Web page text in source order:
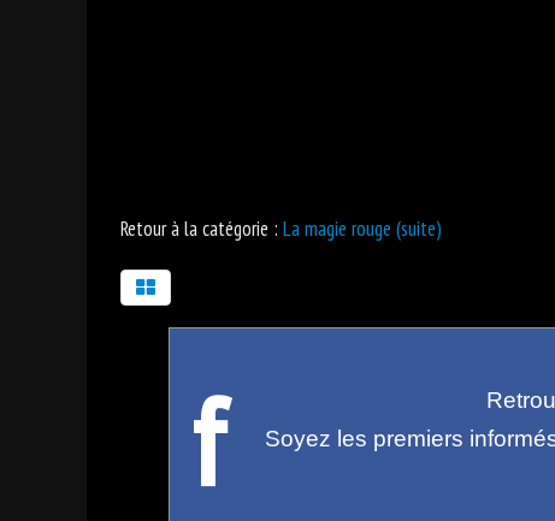
Retour à la catégorie : La magie rouge (suite)
f
Soyez les premiers